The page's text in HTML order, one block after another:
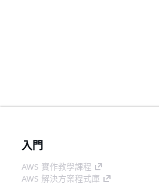
入門
AWS 實作教學課程
AWS 解決方案程式庫